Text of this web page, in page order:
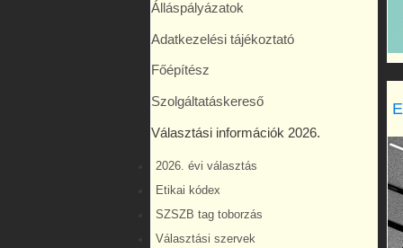
Álláspályázatok
Adatkezelési tájékoztató
Főépítész
Szolgáltatáskereső
Választási információk 2026.
2026. évi választás
Etikai kódex
SZSZB tag toborzás
Választási szervek